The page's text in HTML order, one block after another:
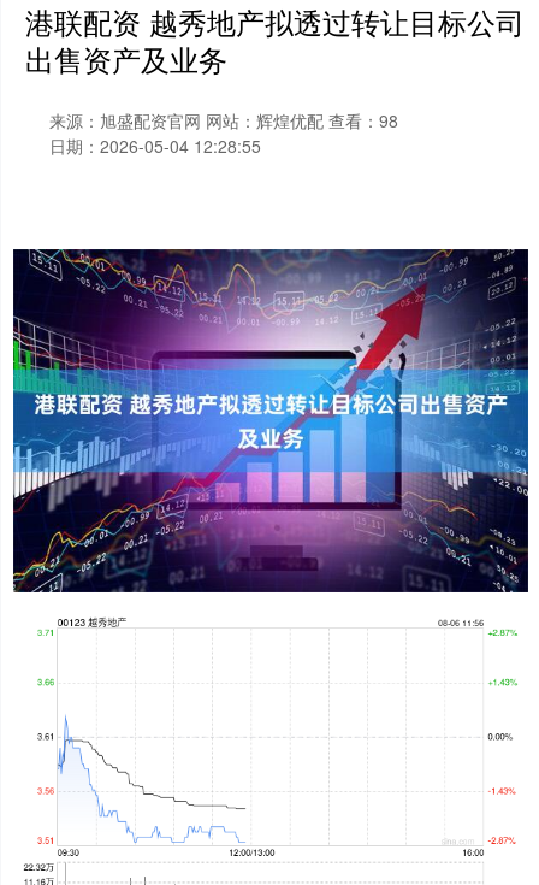
港联配资 越秀地产拟透过转让目标公司
出售资产及业务
来源：旭盛配资官网 网站：辉煌优配 查看：98
日期：2026-05-04 12:28:55